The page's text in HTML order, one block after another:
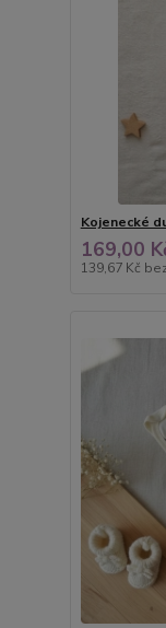
Kojenecké
169,00
139,67 Kč